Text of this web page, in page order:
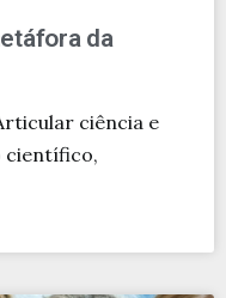
da
ciência e
científico,